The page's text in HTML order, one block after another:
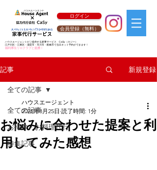
ログイン
会員登録（無料）
ハウスエージェントがご提供する家事サービス CaSy （カジー）
江戸川区・江東区・浦安市・市川市・船橋市で当日ネット予約ができます！
福利厚生リロクラブと提携！
記事 新規登録
全ての記事
お掃除・お料理代行
特集記事
全ての記事
お悩みに合わせた提案と利
用してみた感想
ハウスエージェント
2025年8月25日 読了時間: 1分